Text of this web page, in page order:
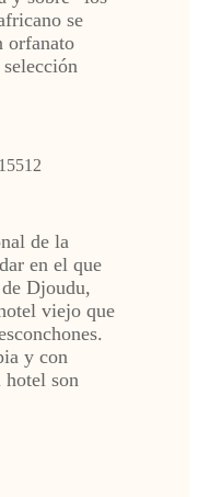
se
orfanato
de la
en el que
Djoudu,
viejo que
y con
hotel son